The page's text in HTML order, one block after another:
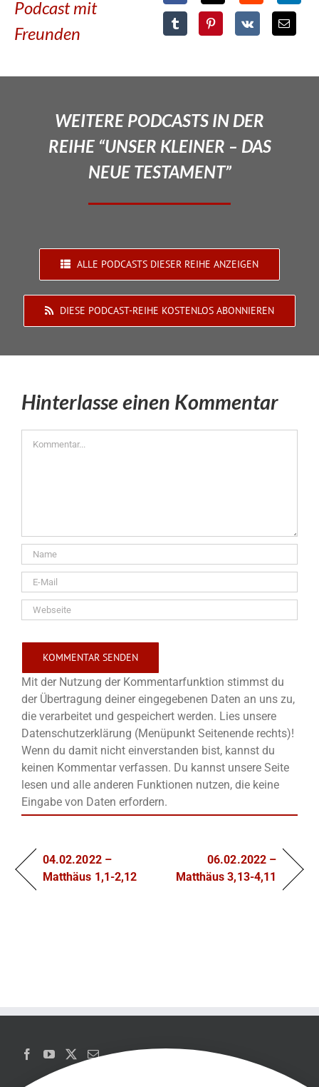
Podcast mit
Freunden
WEITERE PODCASTS IN DER
REIHE “UNSER KLEINER – DAS
NEUE TESTAMENT”
ALLE PODCASTS DIESER REIHE ANZEIGEN
DIESE PODCAST-REIHE KOSTENLOS ABONNIEREN
Hinterlasse einen Kommentar
Mit der Nutzung der Kommentarfunktion stimmst du
der Übertragung deiner eingegebenen Daten an uns zu,
die verarbeitet und gespeichert werden. Lies unsere
Datenschutzerklärung (Menüpunkt Seitenende rechts)!
Wenn du damit nicht einverstanden bist, kannst du
keinen Kommentar verfassen. Du kannst unsere Seite
lesen und alle anderen Funktionen nutzen, die keine
Eingabe von Daten erfordern.
04.02.2022 –
Matthäus 1,1-2,12
06.02.2022 –
Matthäus 3,13-4,11